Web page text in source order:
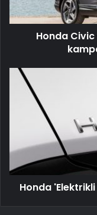
kampanyası
devam
Honda
Honda
'Elektrikli
Vizyon'
stratejisini
genişletiyor
Honda